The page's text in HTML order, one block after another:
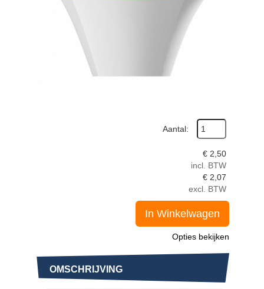
Aantal:
€ 2,50
incl. BTW
€ 2,07
excl. BTW
In Winkelwagen
Opties bekijken
OMSCHRIJVING